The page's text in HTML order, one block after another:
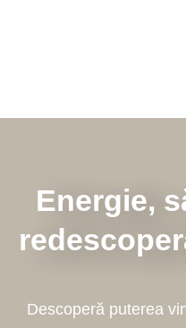
Energie,
Descoperă puterea